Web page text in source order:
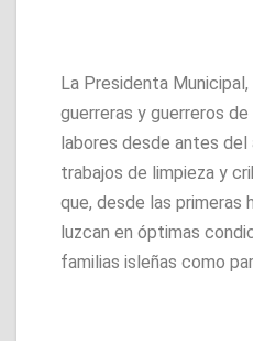
La Presidenta
guerreras y guerreros de
labores desde antes del
trabajos de limpieza y
que, desde las primeras
luzcan en óptimas
familias isleñas como